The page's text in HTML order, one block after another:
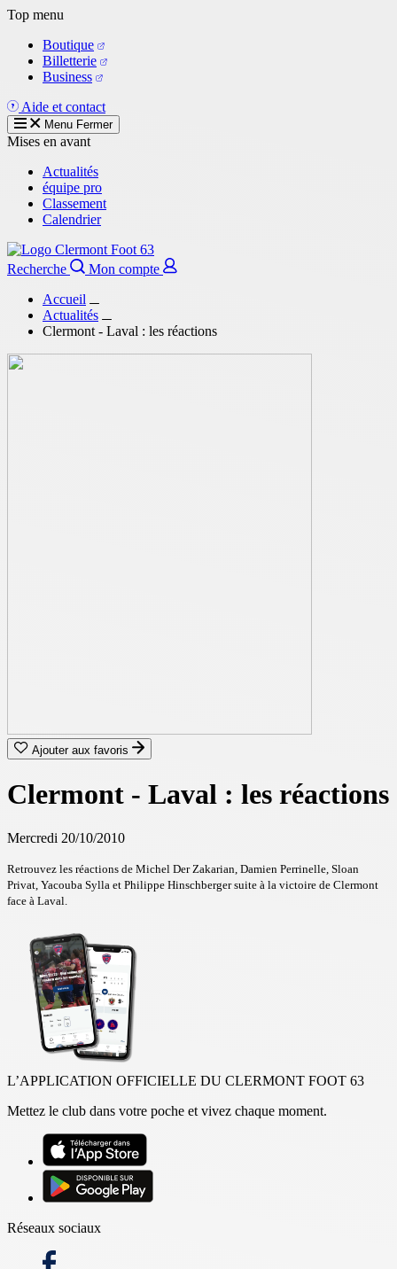
Aller
contenu
principal
Top menu
Boutique
Billetterie
Business
Aide et contact
Menu Fermer
Mises en avant
Actualités
équipe pro
Classement
Calendrier
Recherche
Mon compte
Accueil
Actualités
Clermont - Laval : les réactions
Ajouter aux favoris
Clermont - Laval : les réactions
Mercredi 20/10/2010
Retrouvez les réactions de Michel Der Zakarian, Damien Perrinelle, Sloan
Privat, Yacouba Sylla et Philippe Hinschberger suite à la victoire de Clermont
face à Laval.
L’APPLICATION OFFICIELLE DU CLERMONT FOOT 63
Mettez le club dans votre poche et vivez chaque moment.
Réseaux sociaux